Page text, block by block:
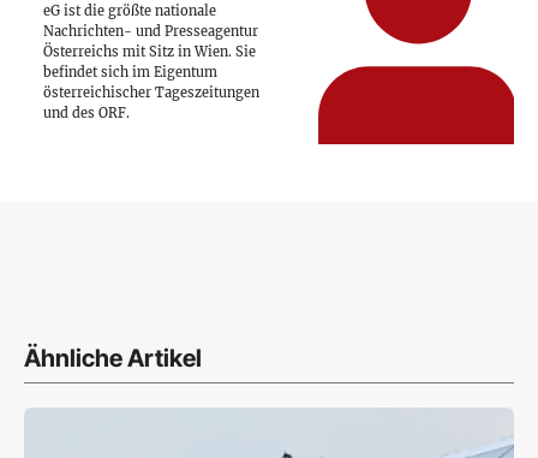
eG ist die größte nationale
Nachrichten- und Presseagentur
Österreichs mit Sitz in Wien. Sie
befindet sich im Eigentum
österreichischer Tageszeitungen
und des ORF.
Ähnliche Artikel